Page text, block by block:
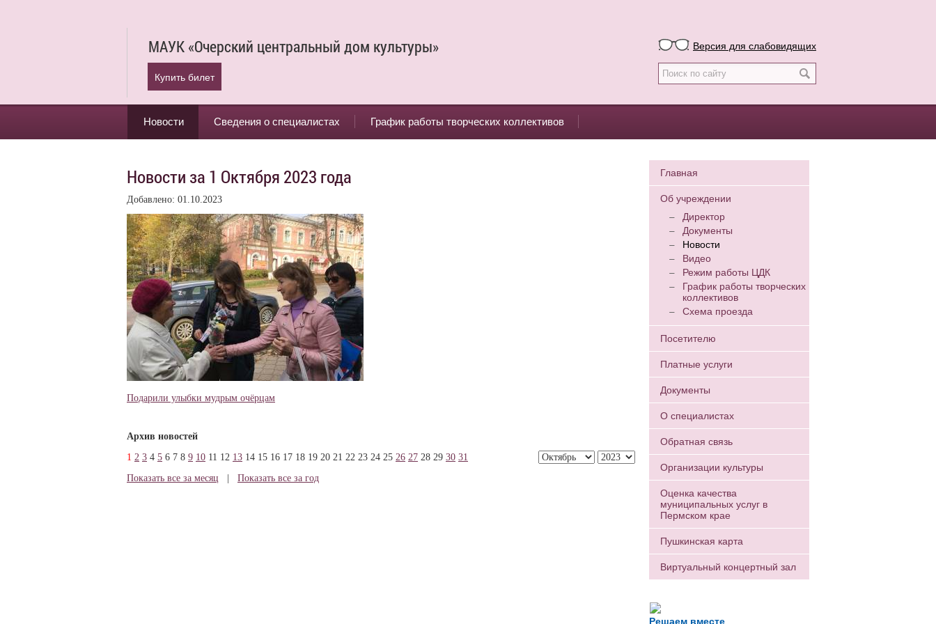
МАУК «Очерский центральный дом культуры»
Купить билет
Версия для слабовидящих
Новости Сведения о специалистах График работы творческих коллективов
Новости за 1 Октября 2023 года
Добавлено: 01.10.2023
Подарили улыбки мудрым очёрцам
Архив новостей
1 2 3 4 5 6 7 8 9 10 11 12 13 14 15 16 17 18 19 20 21 22 23 24 25 26 27 28 29 30 31
Показать все за месяц
Показать все за год
Главная
Об учреждении
Директор
Документы
Новости
Видео
Режим работы ЦДК
График работы творческих
коллективов
Схема проезда
Посетителю
Платные услуги
Документы
О специалистах
Обратная связь
Организации культуры
Оценка качества
муниципальных услуг в
Пермском крае
Пушкинская карта
Виртуальный концертный зал
Решаем вместе
Есть вопрос?
Напишите нам